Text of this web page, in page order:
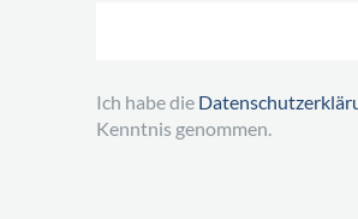
Ich habe die
Kenntnis genommen.